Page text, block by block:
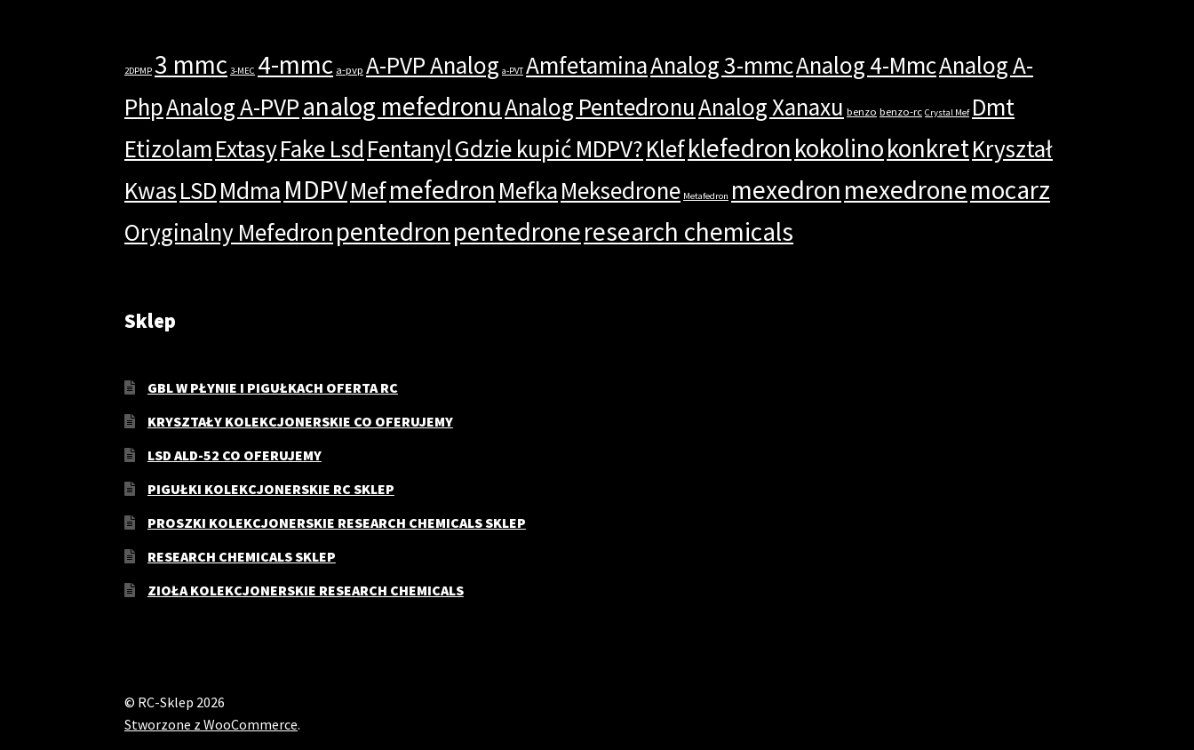
2DPMP 3 mmc 3-MEC 4-mmc a-pvp A-PVP Analog a-PVT AmfetaminaAnalog 3-mmcAnalog 4-MmcAnalog A-
PhpAnalog A-PVPanalog mefedronuAnalog PentedronuAnalog Xanaxu benzo benzo-rc Crystal Mef Dmt
EtizolamExtasyFake Lsd FentanylGdzie kupić MDPV?KlefklefedronkokolinokonkretKryształ
KwasLSDMdma MDPVMefmefedron MefkaMeksedrone Metafedron mexedronmexedronemocarz
Oryginalny Mefedronpentedronpentedroneresearch chemicals
Sklep
GBL W PŁYNIE I PIGUŁKACH OFERTA RC
KRYSZTAŁY KOLEKCJONERSKIE CO OFERUJEMY
LSD ALD-52 CO OFERUJEMY
PIGUŁKI KOLEKCJONERSKIE RC SKLEP
PROSZKI KOLEKCJONERSKIE RESEARCH CHEMICALS SKLEP
RESEARCH CHEMICALS SKLEP
ZIOŁA KOLEKCJONERSKIE RESEARCH CHEMICALS
© RC-Sklep 2026
Stworzone z WooCommerce.